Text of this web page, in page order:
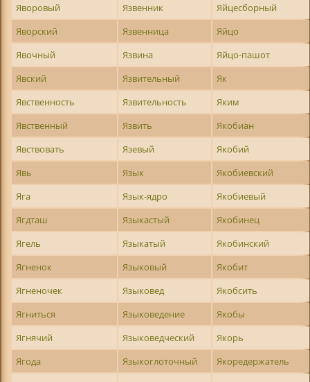
Яворовый
Язвенник
Яйцесборный
Яворский
Язвенница
Яйцо
Явочный
Язвина
Яйцо-пашот
Явский
Язвительный
Як
Явственность
Язвительность
Яким
Явственный
Язвить
Якобиан
Явствовать
Язевый
Якобий
Явь
Язык
Якобиевский
Яга
Язык-ядро
Якобиевый
Ягдташ
Языкастый
Якобинец
Ягель
Языкатый
Якобинский
Ягненок
Языковый
Якобит
Ягненочек
Языковед
Якобсить
Ягниться
Языковедение
Якобы
Ягнячий
Языковедческий
Якорь
Ягода
Языкоглоточный
Якоредержатель